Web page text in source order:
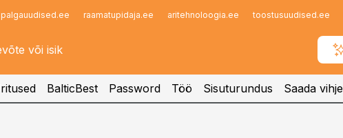
palgauudised.ee raamatupidaja.ee aritehnoloogia.ee toostusuudised.ee
Infopank
BalticBest Password Töö Sisuturundus Saada vihje